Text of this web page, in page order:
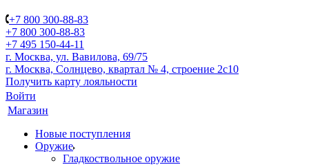
+7 800 300-88-83
+7 800 300-88-83
+7 495 150-44-11
г. Москва, ул. Вавилова, 69/75
г. Москва, Солнцево, квартал № 4, строение 2с10
Получить карту лояльности
Войти
Магазин
Новые поступления
Оружие
Гладкоствольное оружие